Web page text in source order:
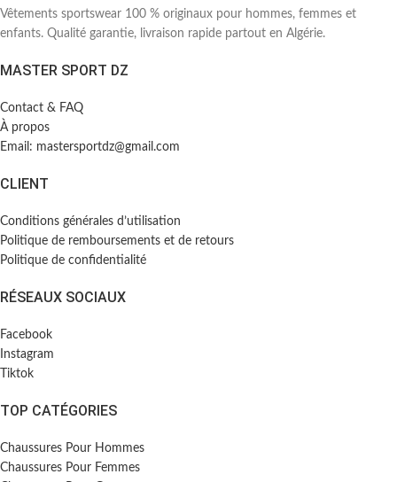
Vêtements sportswear 100 % originaux pour hommes, femmes et
enfants. Qualité garantie, livraison rapide partout en Algérie.
MASTER SPORT DZ
Contact & FAQ
À propos
Email: mastersportdz@gmail.com
CLIENT
Conditions générales d’utilisation
Politique de remboursements et de retours
Politique de confidentialité
RÉSEAUX SOCIAUX
Facebook
Instagram
Tiktok
TOP CATÉGORIES
Chaussures Pour Hommes
Chaussures Pour Femmes